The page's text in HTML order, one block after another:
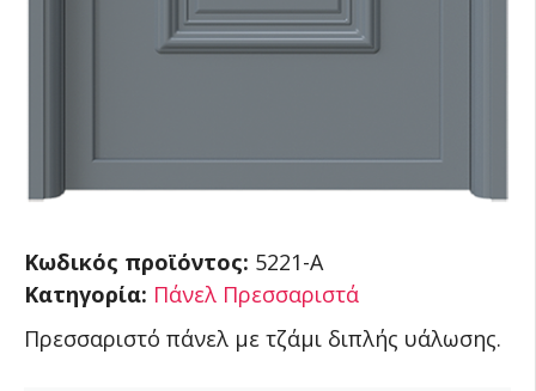
Κωδικός προϊόντος: 5221-A
Κατηγορία: Πάνελ Πρεσσαριστά
Πρεσσαριστό πάνελ με τζάμι διπλής υάλωσης.